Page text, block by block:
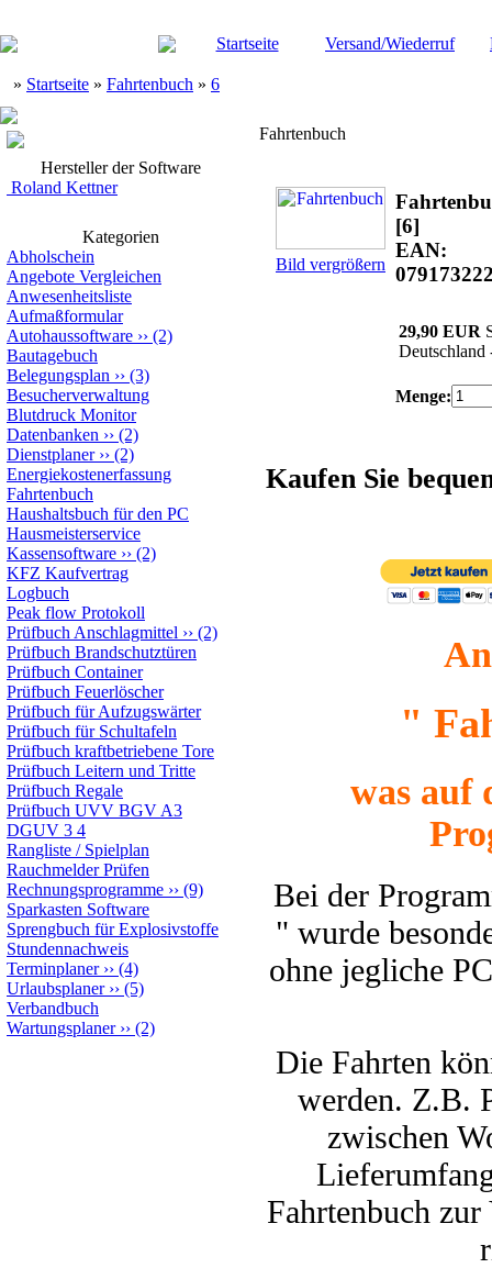
Startseite Versand/Wiederruf
» Startseite » Fahrtenbuch » 6
Hersteller der Software
Roland Kettner
Kategorien
Abholschein
Angebote Vergleichen
Anwesenheitsliste
Aufmaßformular
Autohaussoftware ›› (2)
Bautagebuch
Belegungsplan ›› (3)
Besucherverwaltung
Blutdruck Monitor
Datenbanken ›› (2)
Dienstplaner›› (2)
Energiekostenerfassung
Fahrtenbuch
Haushaltsbuch für den PC
Hausmeisterservice
Kassensoftware ›› (2)
KFZ Kaufvertrag
Logbuch
Peak flow Protokoll
Prüfbuch Anschlagmittel ›› (2)
Prüfbuch Brandschutztüren
Prüfbuch Container
Prüfbuch Feuerlöscher
Prüfbuch für Aufzugswärter
Prüfbuch für Schultafeln
Prüfbuch kraftbetriebene Tore
Prüfbuch Leitern und Tritte
Prüfbuch Regale
Prüfbuch UVV BGV A3
DGUV 3 4
Rangliste / Spielplan
Rauchmelder Prüfen
Rechnungsprogramme ›› (9)
Sparkasten Software
Sprengbuch für Explosivstoffe
Stundennachweis
Terminplaner›› (4)
Urlaubsplaner›› (5)
Verbandbuch
Wartungsplaner›› (2)
Fahrtenbuch
Bild vergrößern
[6]
EAN:
29,90 EUR
Deutschland
Menge:
Kaufen Sie
"
was auf
Bei der
" wurde
ohne jegliche
Die Fahrten
werden. Z.B.
zwischen
Fahrtenbuch